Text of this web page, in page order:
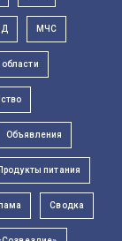
МЧС
Объявления
Продукты питания
Сводка